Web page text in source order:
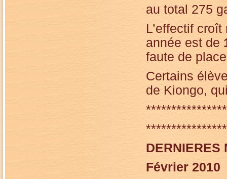
au total 275
L’effectif
année est de
faute de
Certains
de Kiongo,
DERNIERES
Février 2010